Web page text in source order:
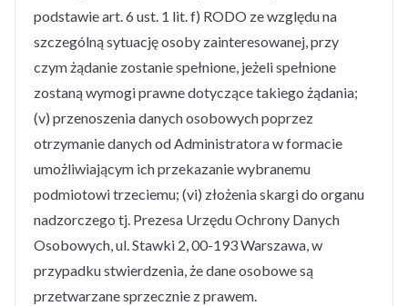
podstawie art. 6 ust. 1 lit. f) RODO ze względu na
szczególną sytuację osoby zainteresowanej, przy
czym żądanie zostanie spełnione, jeżeli spełnione
zostaną wymogi prawne dotyczące takiego żądania;
(v) przenoszenia danych osobowych poprzez
otrzymanie danych od Administratora w formacie
umożliwiającym ich przekazanie wybranemu
podmiotowi trzeciemu; (vi) złożenia skargi do organu
nadzorczego tj. Prezesa Urzędu Ochrony Danych
Osobowych, ul. Stawki 2, 00-193 Warszawa, w
przypadku stwierdzenia, że dane osobowe są
przetwarzane sprzecznie z prawem.